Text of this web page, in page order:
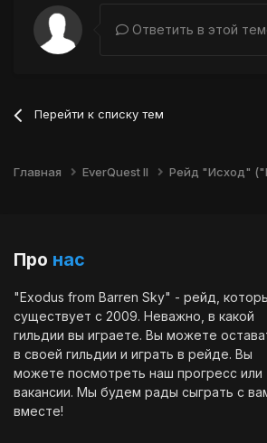
Ответить в этой
Перейти к списку тем
Главная EverQuest II Рейд "Исход"
Про нас
"Exodus from Barren Sky" - рейд,
существует с 2009. Неважно, в какой
гильдии вы играете. Вы можете
в своей гильдии и играть в рейде. Вы
можете посмотреть наш прогресс или
вакансии. Мы будем рады сыграть с
вместе!